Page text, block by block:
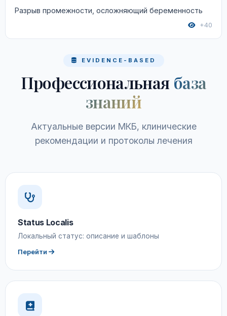
Разрыв промежности, осложняющий беременность
+40
EVIDENCE-BASED
Профессиональная база
знаний
Актуальные версии МКБ, клинические
рекомендации и протоколы лечения
Status Localis
Локальный статус: описание и шаблоны
Перейти